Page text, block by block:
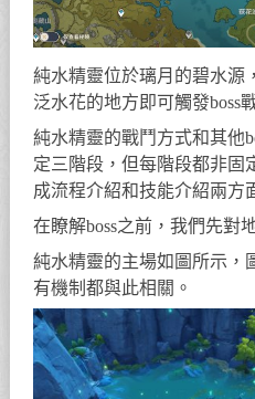
純水精靈位於璃月的碧水源
泛水花的地方即可觸發boss
純水精靈的戰鬥方式和其他
定三階段，但每階段都非固
成流程介紹和技能介紹兩方
在瞭解boss之前，我們先對
純水精靈的主場如圖所示，
有機制都與此相關。